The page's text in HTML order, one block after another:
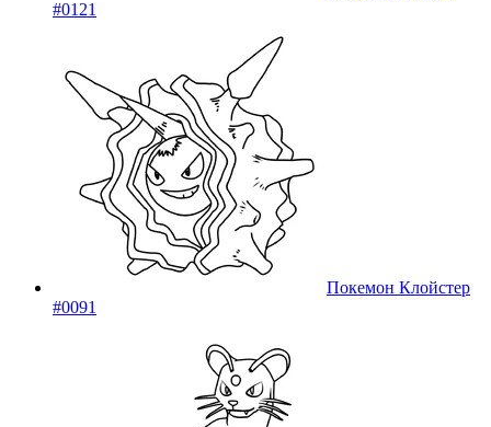
#0121
Покемон Клойстер
#0091